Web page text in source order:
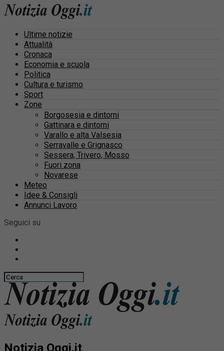
Ultime notizie
Attualità
Cronaca
Economia e scuola
Politica
Cultura e turismo
Sport
Zone
Borgosesia e dintorni
Gattinara e dintorni
Varallo e alta Valsesia
Serravalle e Grignasco
Sessera, Trivero, Mosso
Fuori zona
Novarese
Meteo
Idee & Consigli
Annunci Lavoro
Seguici su
Notizia Oggi.it